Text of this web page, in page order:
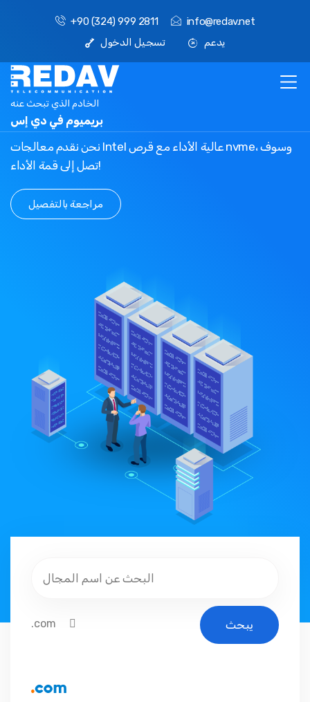
+90 (324) 999 2811
info@redav.net
تسجيل الدخول
يدعم
الخادم الذي تبحث عنه
بريميوم في دي إس
نحن نقدم معالجات Intel عالية الأداء مع قرص nvme، وسوف
تصل إلى قمة الأداء!
مراجعة بالتفصيل
.com